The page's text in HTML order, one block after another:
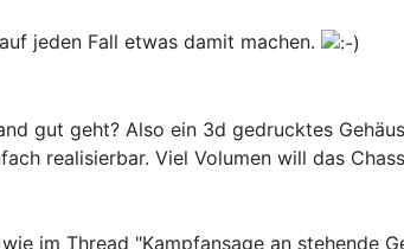
jeden Fall etwas damit machen.
gut geht? Also ein 3d gedrucktes
realisierbar. Viel Volumen will das
im Thread "Kampfansage an stehende